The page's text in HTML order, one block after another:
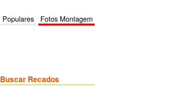
Populares Fotos Montagem
Buscar Recados